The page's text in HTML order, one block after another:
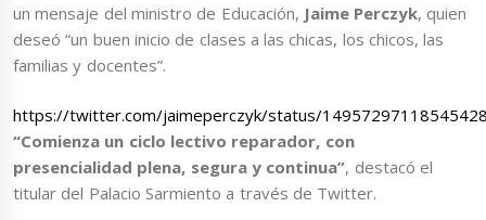
un mensaje del ministro de Educación, Jaime Perczyk, quien
deseó “un buen inicio de clases a las chicas, los chicos, las
familias y docentes”.
https://twitter.com/jaimeperczyk/status/
“Comienza un ciclo lectivo reparador, con
presencialidad plena, segura y continua”, destacó el
titular del Palacio Sarmiento a través de Twitter.